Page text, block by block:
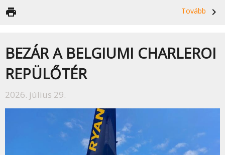
Tovább
navigate_next
print
BEZÁR A BELGIUMI CHARLEROI
REPÜLŐTÉR
2026. július 29.